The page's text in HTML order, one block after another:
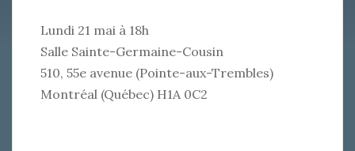
Lundi 21 mai à 18h
Salle Sainte-Germaine-Cousin
510, 55e avenue (Pointe-aux-Trembles)
Montréal (Québec) H1A 0C2